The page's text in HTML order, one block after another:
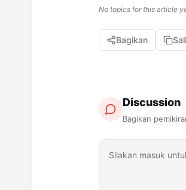
No topics for this article
Bagikan
Discussion
Bagikan